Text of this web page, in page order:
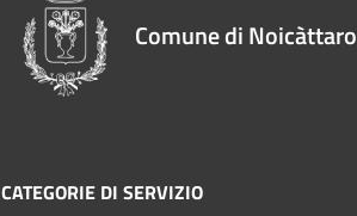
Comune di Noicàttaro
CATEGORIE DI SERVIZIO